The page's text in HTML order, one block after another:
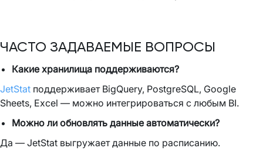
ЧАСТО ЗАДАВАЕМЫЕ ВОПРОСЫ
Какие хранилища поддерживаются?
JetStat поддерживает BigQuery, PostgreSQL, Google
Sheets, Excel — можно интегрироваться с любым BI.
Можно ли обновлять данные автоматически?
Да — JetStat выгружает данные по расписанию.